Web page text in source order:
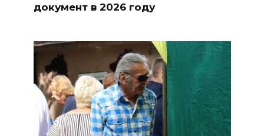
документ в 2026 году